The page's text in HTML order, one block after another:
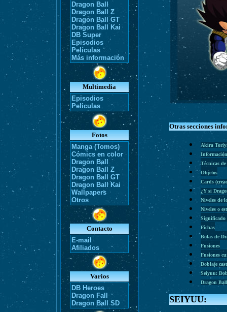
Dragon Ball
Dragon Ball Z
Dragon Ball GT
Dragon Ball Kai
DB Super
Episodios
Películas
Más información
Multimedia
Episodios
Peliculas
Fotos
Manga (Tomos)
Cómics en color
Dragon Ball
Dragon Ball Z
Dragon Ball GT
Dragon Ball Kai
Wallpapers
Otros
Contacto
E-mail
Afiliados
Varios
DB Heroes
Dragon Fall
Dragon Ball SD
Otras secciones
Akira
Técnicas de
Objetos
Cards
¿Y si
Niveles de
Niveles o
Significado
Fichas
Bolas de
Fusiones
Fusiones
Doblaje
Seiyuu:
Dragon
SEIYUU: